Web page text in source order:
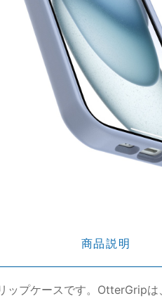
商品説明
プケースです。OtterGrip